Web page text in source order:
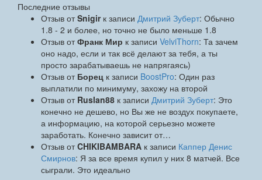
Последние отзывы
Отзыв отSnigirк записи Дмитрий Зуберт: Обычно
1.8 - 2 и более, но точно не было меньше 1.8
Отзыв отФранк Мир к записи VelviThorn: Та зачем
оно надо, если и так всё делают за тебя, а ты
просто зарабатываешь не напрягаясь)
Отзыв от Борец к записи BoostPro: Один раз
выплатили по минимуму, захожу на второй
Отзыв от Ruslan88 к записи Дмитрий Зуберт: Это
конечно не дешево, но Вы же не воздух покупаете,
а информацию, на которой серьезно можете
заработать. Конечно зависит от…
Отзыв отCHIKIBAMBARA к записи Каппер Денис
Смирнов: Я за все время купил у них 8 матчей. Все
сыграли. Это идеально